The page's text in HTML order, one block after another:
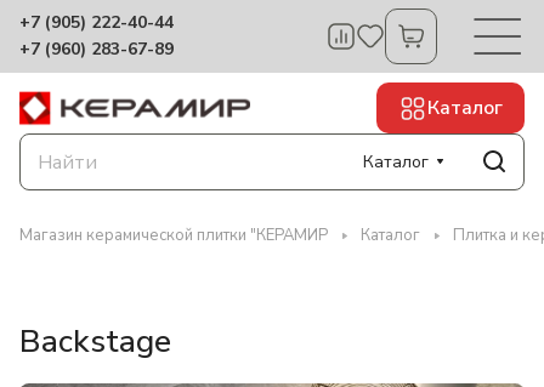
+7 (905) 222-40-44
+7 (960) 283-67-89
Каталог
Каталог
Магазин керамической плитки "КЕРАМИР Каталог Плитка и
Backstage